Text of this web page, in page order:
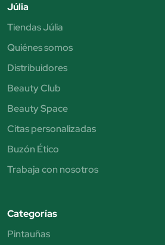
Júlia
Tiendas Júlia
Quiénes somos
Distribuidores
Beauty Club
Beauty Space
Citas personalizadas
Buzón Ético
Trabaja con nosotros
Categorías
Pintauñas